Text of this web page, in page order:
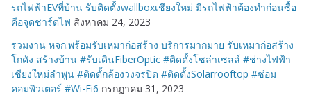
รถไฟฟ้าEVที่บ้าน รับติดตั้งwallboxเชียงใหม่ มีรถไฟฟ้าต้องทำก่อนซื้อ
คือจุดชาร์ตไฟ สิงหาคม 24, 2023
รวมงาน หจก.พร้อมรับเหมาก่อสร้าง บริการมากมาย รับเหมาก่อสร้าง
โกดัง สร้างบ้าน #รับเดินFiberOptic #ติดตั้งโซล่าเซลล์ #ช่างไฟฟ้า
เชียงใหม่ลำพูน #ติดตั้กล้องวงจรปิด #ติดตั้งSolarrooftop #ซ่อม
คอมพิวเตอร์ #Wi-Fi6 กรกฎาคม 31, 2023